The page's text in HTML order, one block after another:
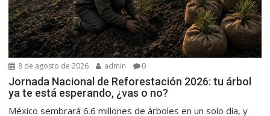
8 de agosto de 2026 admin 0
Jornada Nacional de Reforestación 2026: tu árbol
ya te está esperando, ¿vas o no?
México sembrará 6.6 millones de árboles en un solo día, y